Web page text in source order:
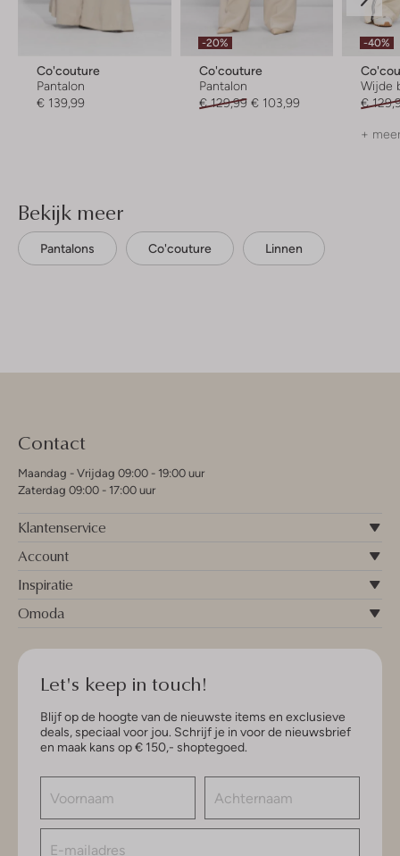
Co'couture
Pantalon
€ 139,99
-20%
Co'couture
Pantalon
€ 129,99 € 103,99
-40%
Wijde
€
+
Bekijk meer
Pantalons Co'couture Linnen
Contact
Maandag - Vrijdag 09:00 - 19:00 uur
Zaterdag 09:00 - 17:00 uur
Klantenservice
Account
Inspiratie
Omoda
Let's keep in touch!
Blijf op de hoogte van de nieuwste items en exclusieve
deals, speciaal voor jou. Schrijf je in voor de nieuwsbrief
en maak kans op € 150,- shoptegoed.